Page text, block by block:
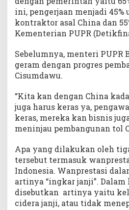
ini, pengerjaan menjadi
kontraktor asal China dan
Kementerian PUPR
Sebelumnya, menteri PUPR
geram dengan progres
Cisumdawu.
“Kita kan dengan China
juga harus keras ya,
keras, mereka kan bisnis
meninjau pembangunan tol
Apa yang dilakukan oleh
tersebut termasuk
Indonesia. Wanprestasi
artinya “ingkar janji”.
disebutkan artinya yaitu
cidera janji, atau tidak